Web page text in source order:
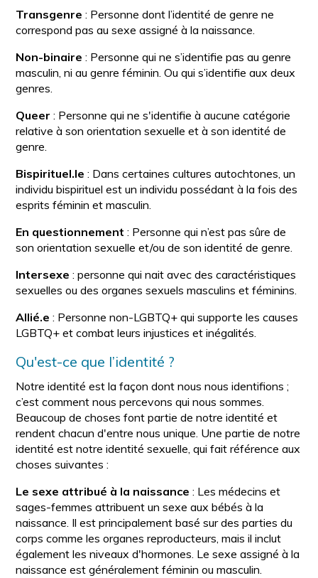
Transgenre : Personne dont l’identité de genre ne
correspond pas au sexe assigné à la naissance.
Non-binaire : Personne qui ne s’identifie pas au genre
masculin, ni au genre féminin. Ou qui s’identifie aux deux
genres.
Queer: Personne qui ne s'identifie à aucune catégorie
relative à son orientation sexuelle et à son identité de
genre.
Bispirituel.le : Dans certaines cultures autochtones, un
individu bispirituel est un individu possédant à la fois des
esprits féminin et masculin.
En questionnement: Personne qui n’est pas sûre de
son orientation sexuelle et/ou de son identité de genre.
Intersexe: personne qui nait avec des caractéristiques
sexuelles ou des organes sexuels masculins et féminins.
Allié.e : Personne non-LGBTQ+ qui supporte les causes
LGBTQ+ et combat leurs injustices et inégalités.
Qu'est-ce que l’identité ?
Notre identité est la façon dont nous nous identifions ;
c’est comment nous percevons qui nous sommes.
Beaucoup de choses font partie de notre identité et
rendent chacun d'entre nous unique. Une partie de notre
identité est notre identité sexuelle, qui fait référence aux
choses suivantes :
Le sexe attribué à la naissance : Les médecins et
sages-femmes attribuent un sexe aux bébés à la
naissance. Il est principalement basé sur des parties du
corps comme les organes reproducteurs, mais il inclut
également les niveaux d'hormones. Le sexe assigné à la
naissance est généralement féminin ou masculin.